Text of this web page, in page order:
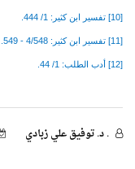
[10] تفسير ابن كثير: 1/ 444.
[11] تفسير ابن كثير: 4/548 - 549.
[12] أدب الطلب: 1/ 44.
. د. توفيق علي زبادي